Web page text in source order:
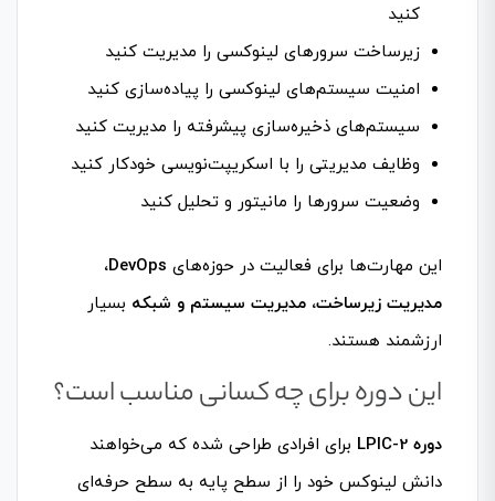
کنید
زیرساخت سرورهای لینوکسی را مدیریت کنید
امنیت سیستم‌های لینوکسی را پیاده‌سازی کنید
سیستم‌های ذخیره‌سازی پیشرفته را مدیریت کنید
وظایف مدیریتی را با اسکریپت‌نویسی خودکار کنید
وضعیت سرورها را مانیتور و تحلیل کنید
این مهارت‌ها برای فعالیت در حوزه‌های
DevOps،
مدیریت زیرساخت، مدیریت سیستم و شبکه بسیار
ارزشمند هستند.
این دوره برای چه کسانی مناسب است؟
دوره LPIC-2
برای افرادی طراحی شده که می‌خواهند
دانش لینوکس خود را از سطح پایه به سطح حرفه‌ای